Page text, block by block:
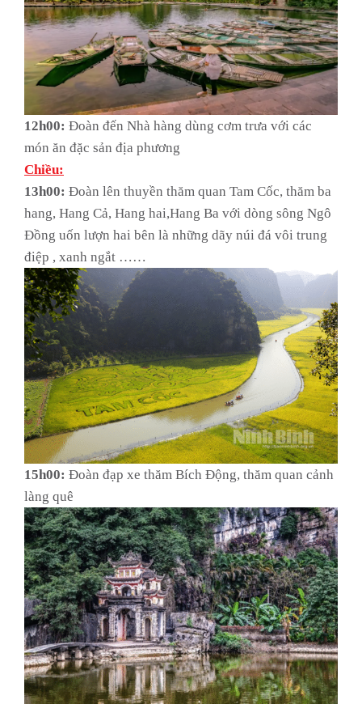
12h00: Đoàn đến Nhà hàng dùng cơm trưa với các
món ăn đặc sản địa phương
Chiều:
13h00: Đoàn lên thuyền thăm quan Tam Cốc, thăm ba
hang, Hang Cả, Hang hai,Hang Ba với dòng sông Ngô
Đồng uốn lượn hai bên là những dãy núi đá vôi trung
điệp , xanh ngắt ……
15h00: Đoàn đạp xe thăm Bích Động, thăm quan cảnh
làng quê